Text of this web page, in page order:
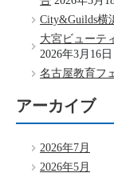
City&Guilds横
大宮ビューテ
2026年3月16日
名古屋教育フ
アーカイブ
2026年7月
2026年5月